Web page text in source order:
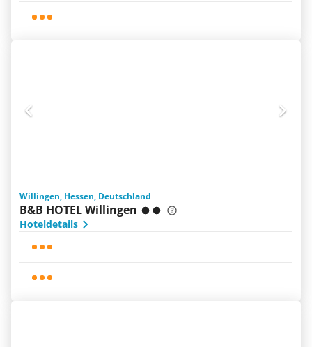
Willingen, Hessen, Deutschland
B&B HOTEL Willingen
Hoteldetails